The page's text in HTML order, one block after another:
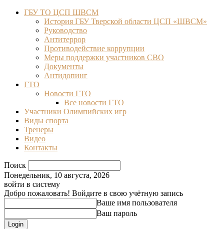
ГБУ ТО ЦСП ШВСМ
История ГБУ Тверской области ЦСП «ШВСМ»
Руководство
Антитеррор
Противодействие коррупции
Меры поддержки участников СВО
Документы
Антидопинг
ГТО
Новости ГТО
Все новости ГТО
Участники Олимпийских игр
Виды спорта
Тренеры
Видео
Контакты
Поиск
Понедельник, 10 августа, 2026
войти в систему
Добро пожаловать! Войдите в свою учётную запись
Ваше имя пользователя
Ваш пароль